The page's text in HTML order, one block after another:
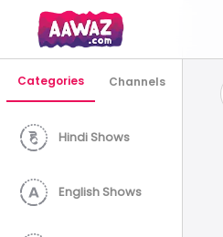
Categories Channels
Hindi Shows
English Shows